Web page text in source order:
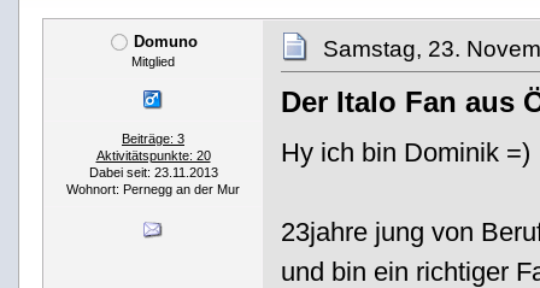
Domuno
Mitglied
Beiträge: 3
Aktivitätspunkte: 20
Dabei seit: 23.11.2013
Wohnort: Pernegg an der Mur
Samstag, 23.
Der Italo Fan aus
Hy ich bin Dominik =)
23jahre jung von
und bin ein richtiger